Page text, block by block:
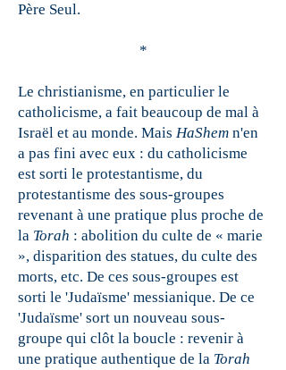
Père Seul.
*
Le christianisme, en particulier le
catholicisme, a fait beaucoup de mal à
Israël et au monde. Mais HaShem n'en
a pas fini avec eux : du catholicisme
est sorti le protestantisme, du
protestantisme des sous-groupes
revenant à une pratique plus proche de
la Torah : abolition du culte de « marie
», disparition des statues, du culte des
morts, etc. De ces sous-groupes est
sorti le 'Judaïsme' messianique. De ce
'Judaïsme' sort un nouveau sous-
groupe qui clôt la boucle : revenir à
une pratique authentique de la Torah